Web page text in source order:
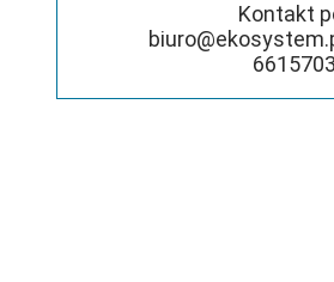
Kontakt